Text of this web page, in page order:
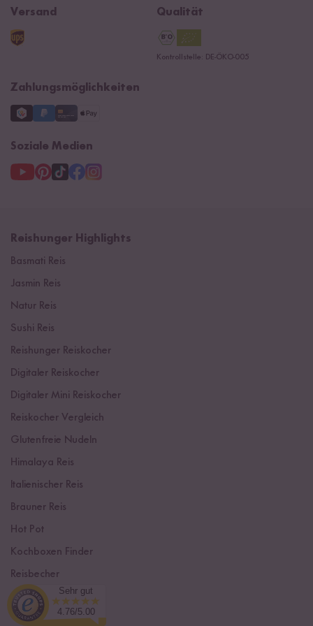
Kontaktformular
Navacopah
Reishunger Gutscheine
B2B
Datenschutzerklärung
Versand Qualität
Kontrollstelle: DE-ÖKO-005
Zahlungsmöglichkeiten
Soziale Medien
Reishunger Highlights
Basmati Reis
Jasmin Reis
Natur Reis
Sushi Reis
Reishunger Reiskocher
Digitaler Reiskocher
Digitaler Mini Reiskocher
Reiskocher Vergleich
Glutenfreie Nudeln
Himalaya Reis
Italienischer Reis
Brauner Reis
Hot Pot
Kochboxen Finder
Reisbecher
Sushi Einsteiger Box
Sehr gut
4.76/5.00